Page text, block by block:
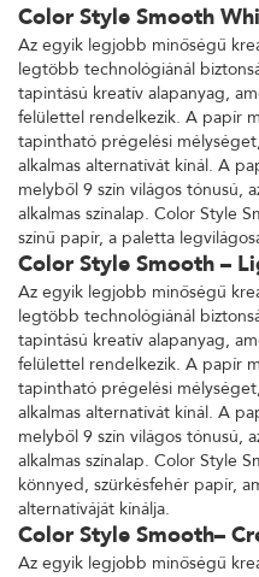
Color Style Smooth
Az egyik legjobb minőségű
legtöbb technológiánál
tapintású kreatív alapanyag,
felülettel rendelkezik. A papír
tapintható prégelési
alkalmas alternatívát kínál. A
melyből 9 szín világos tónusú,
alkalmas színalap. Color Style
színű papír, a paletta
Color Style Smooth –
Az egyik legjobb minőségű
legtöbb technológiánál
tapintású kreatív alapanyag,
felülettel rendelkezik. A papír
tapintható prégelési
alkalmas alternatívát kínál. A
melyből 9 szín világos tónusú,
alkalmas színalap. Color Style
könnyed, szürkésfehér papír,
alternatíváját kínálja.
Color Style Smooth–
Az egyik legjobb minőségű